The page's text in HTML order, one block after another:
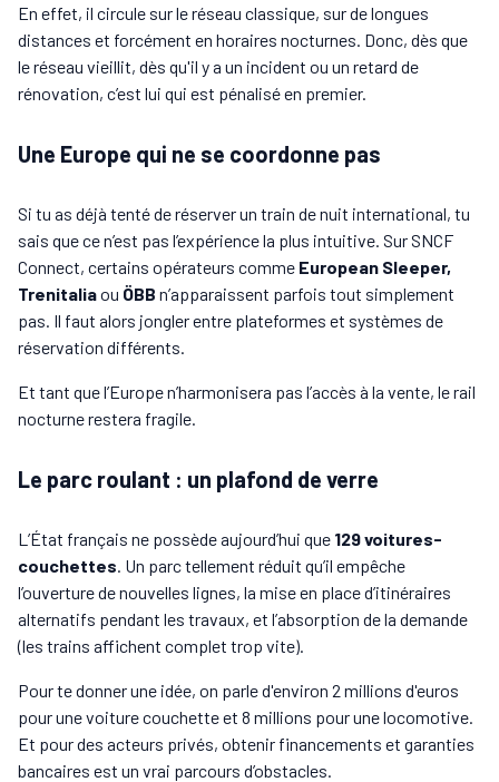
En effet, il circule sur le réseau classique, sur de longues
distances et forcément en horaires nocturnes. Donc, dès que
le réseau vieillit, dès qu'il y a un incident ou un retard de
rénovation, c’est lui qui est pénalisé en premier.
Une Europe qui ne se coordonne pas
Si tu as déjà tenté de réserver un train de nuit international, tu
sais que ce n’est pas l’expérience la plus intuitive. Sur SNCF
Connect, certains opérateurs comme European Sleeper,
Trenitaliaou ÖBB n’apparaissent parfois tout simplement
pas. Il faut alors jongler entre plateformes et systèmes de
réservation différents.
Et tant que l’Europe n’harmonisera pas l’accès à la vente, le rail
nocturne restera fragile.
Le parc roulant : un plafond de verre
L’État français ne possède aujourd’hui que 129 voitures-
couchettes . Un parc tellement réduit qu’il empêche
l’ouverture de nouvelles lignes, la mise en place d’itinéraires
alternatifs pendant les travaux, et l’absorption de la demande
(les trains affichent complet trop vite).
Pour te donner une idée, on parle d'environ 2 millions d'euros
pour une voiture couchette et 8 millions pour une locomotive.
Et pour des acteurs privés, obtenir financements et garanties
bancaires est un vrai parcours d’obstacles.